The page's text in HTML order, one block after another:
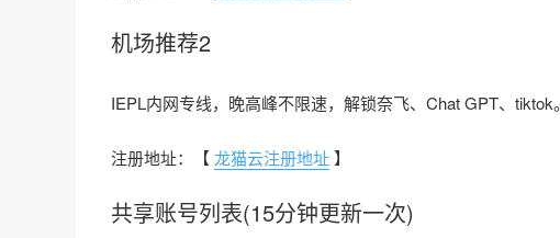
机场推荐2
IEPL内网专线，晚高峰不限速，解锁奈飞、Chat GPT、tiktok。
注册地址：【龙猫云注册地址】
共享账号列表(15分钟更新一次)